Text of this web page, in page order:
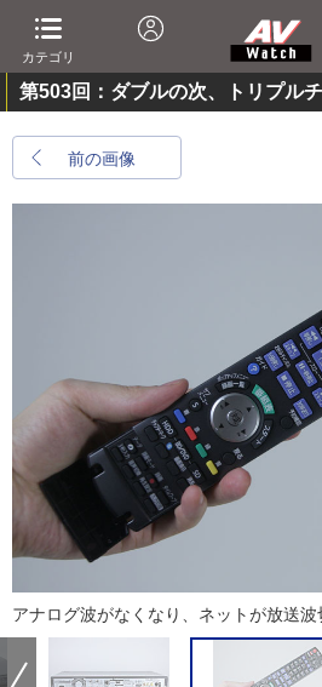
カテゴリ
第503回：ダブルの次、トリプル
前の画像
アナログ波がなくなり、ネットが放送